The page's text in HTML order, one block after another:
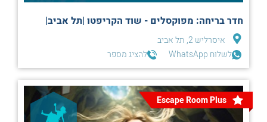
חדר בריחה: מפוקסלים - שוד הקריפטו |תל אביב|
איסרליש 2, תל אביב
לשלוח WhatsApp
להציג מספר
Escape Room Plus